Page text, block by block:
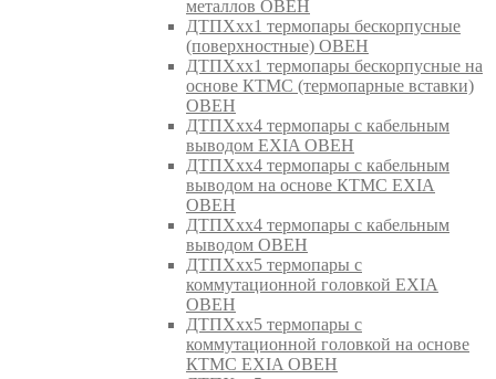
металлов ОВЕН
ДТПХхх1 термопары бескорпусные
(поверхностные) ОВЕН
ДТПХхх1 термопары бескорпусные на
основе КТМС (термопарные вставки)
ОВЕН
ДТПХхх4 термопары с кабельным
выводом EXIA ОВЕН
ДТПХхх4 термопары с кабельным
выводом на основе КТМС EXIA
ОВЕН
ДТПХхх4 термопары с кабельным
выводом ОВЕН
ДТПХхх5 термопары с
коммутационной головкой EXIA
ОВЕН
ДТПХхх5 термопары с
коммутационной головкой на основе
КТМС EXIA ОВЕН